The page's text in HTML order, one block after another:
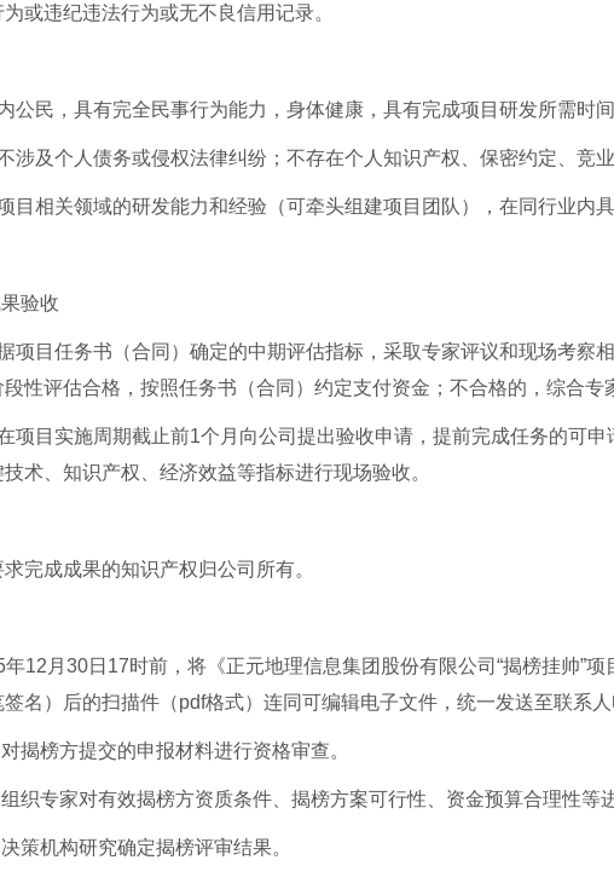
或违纪违法行为或无不良信用记录。
公民，具有完全民事行为能力，身体健康，具有完成项目研发所需时间
涉及个人债务或侵权法律纠纷；不存在个人知识产权、保密约定、竞
目相关领域的研发能力和经验（可牵头组建项目团队），在同行业内
验收
项目任务书（合同）确定的中期评估指标，采取专家评议和现场考察
性评估合格，按照任务书（合同）约定支付资金；不合格的，综合专
项目实施周期截止前1个月向公司提出验收申请，提前完成任务的可
技术、知识产权、经济效益等指标进行现场验收。
完成成果的知识产权归公司所有。
12月30日17时前，将《正元地理信息集团股份有限公司“揭榜挂帅”
名）后的扫描件（pdf格式）连同可编辑电子文件，统一发送至联系人
揭榜方提交的申报材料进行资格审查。
织专家对有效揭榜方资质条件、揭榜方案可行性、资金预算合理性等
策机构研究确定揭榜评审结果。